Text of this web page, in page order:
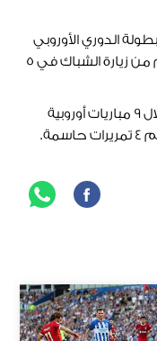
في بطولة الدوري الأوروبي
خلال الموسم المنقضي تمكن خلالهم من زيارة الشباك في 5
وساهم نجمنا المصري في 9 أهداف خلال 9 مباريات أوروبية